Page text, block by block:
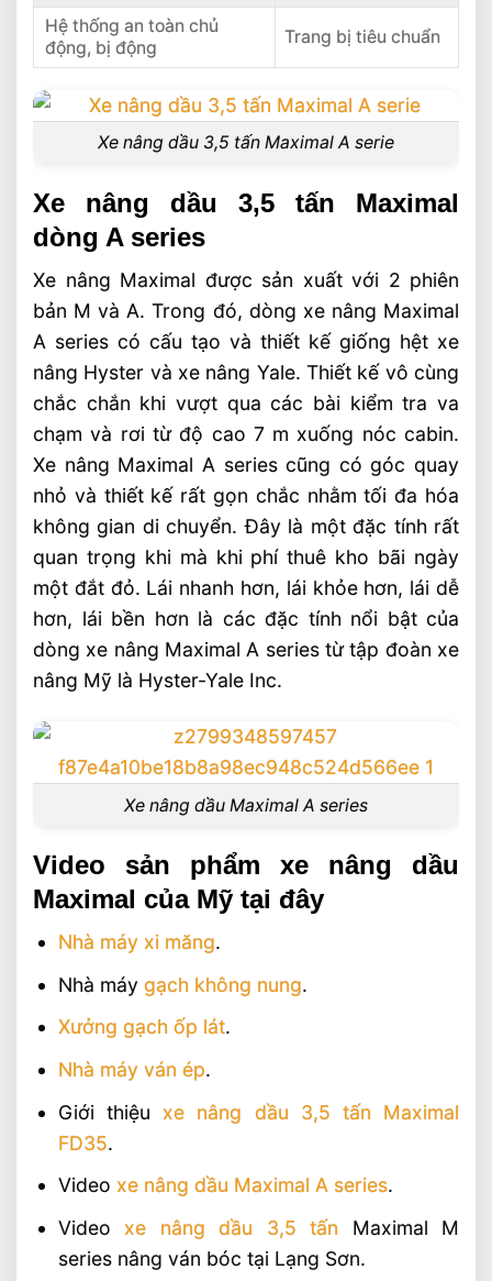
Hệ thống an toàn chủ
động, bị động
Trang bị tiêu chuẩn
Xe nâng dầu 3,5 tấn Maximal A serie
Xe nâng dầu 3,5 tấn Maximal
dòng A series
Xe nâng Maximal được sản xuất với 2 phiên
bản M và A. Trong đó, dòng xe nâng Maximal
A series có cấu tạo và thiết kế giống hệt xe
nâng Hyster và xe nâng Yale. Thiết kế vô cùng
chắc chắn khi vượt qua các bài kiểm tra va
chạm và rơi từ độ cao 7 m xuống nóc cabin.
Xe nâng Maximal A series cũng có góc quay
nhỏ và thiết kế rất gọn chắc nhằm tối đa hóa
không gian di chuyển. Đây là một đặc tính rất
quan trọng khi mà khi phí thuê kho bãi ngày
một đắt đỏ. Lái nhanh hơn, lái khỏe hơn, lái dễ
hơn, lái bền hơn là các đặc tính nổi bật của
dòng xe nâng Maximal A series từ tập đoàn xe
nâng Mỹ là Hyster-Yale Inc.
Xe nâng dầu Maximal A series
Video sản phẩm xe nâng dầu
Maximal của Mỹ tại đây
Nhà máy xi măng.
Nhà máy gạch không nung.
Xưởng gạch ốp lát.
Nhà máy ván ép.
Giới thiệu xe nâng dầu 3,5 tấn Maximal
FD35.
Video xe nâng dầu Maximal A series.
Video xe nâng dầu 3,5 tấn Maximal M
series nâng ván bóc tại Lạng Sơn.